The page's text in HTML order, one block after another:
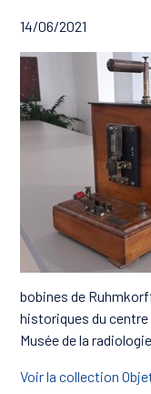
14/06/2021
bobines de
historiques du
Musée de la
Voir la collection